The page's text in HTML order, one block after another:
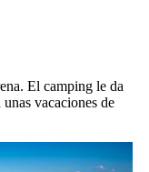
El camping le da
vacaciones de